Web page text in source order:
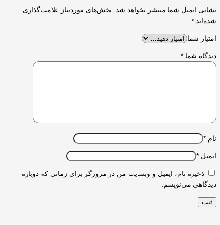
نشانی ایمیل شما منتشر نخواهد شد. بخش‌های موردنیاز علامت‌گذاری
شده‌اند *
امتیاز شما
دیدگاه شما *
نام *
ایمیل *
ذخیره نام، ایمیل و وبسایت من در مرورگر برای زمانی که دوباره
دیدگاهی می‌نویسم.